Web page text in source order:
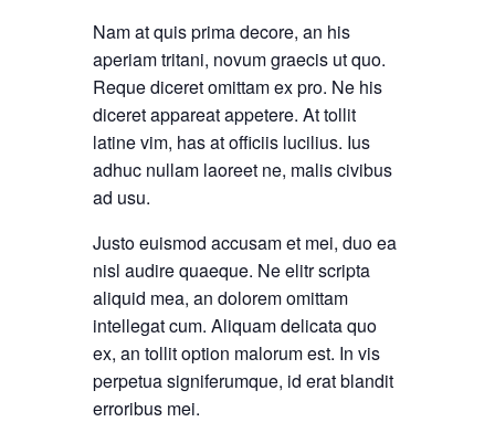
Nam at quis prima decore, an his
aperiam tritani, novum graecis ut quo.
Reque diceret omittam ex pro. Ne his
diceret appareat appetere. At tollit
latine vim, has at officiis lucilius. Ius
adhuc nullam laoreet ne, malis civibus
ad usu.
Justo euismod accusam et mei, duo ea
nisl audire quaeque. Ne elitr scripta
aliquid mea, an dolorem omittam
intellegat cum. Aliquam delicata quo
ex, an tollit option malorum est. In vis
perpetua signiferumque, id erat blandit
erroribus mei.